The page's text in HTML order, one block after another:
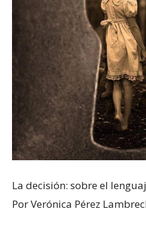
La decisión: sobre el
Por Verónica Pérez